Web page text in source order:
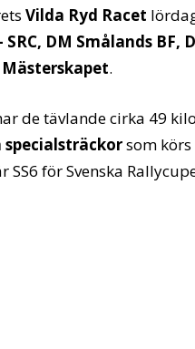
Vilda Ryd Racet
SRC, DM Smålands BF,
Mästerskapet.
de tävlande cirka 49
specialsträckorsom
SS6 för Svenska